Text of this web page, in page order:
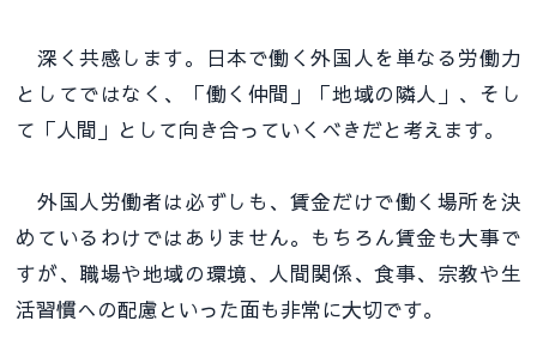
深く共感します。日本で働く外国人を単なる労働力
としてではなく、「働く仲間」「地域の隣人」、そし
て「人間」として向き合っていくべきだと考えます。
外国人労働者は必ずしも、賃金だけで働く場所を決
めているわけではありません。もちろん賃金も大事で
すが、職場や地域の環境、人間関係、食事、宗教や生
活習慣への配慮といった面も非常に大切です。